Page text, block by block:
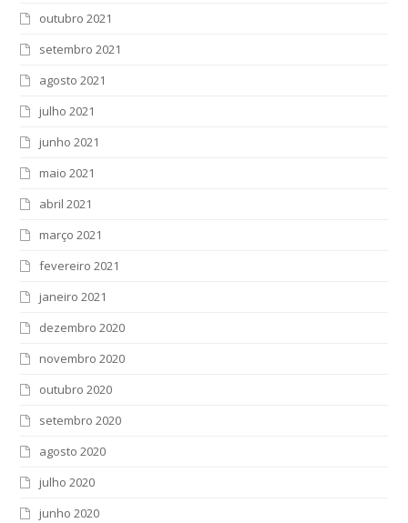
outubro 2021
setembro 2021
agosto 2021
julho 2021
junho 2021
maio 2021
abril 2021
março 2021
fevereiro 2021
janeiro 2021
dezembro 2020
novembro 2020
outubro 2020
setembro 2020
agosto 2020
julho 2020
junho 2020